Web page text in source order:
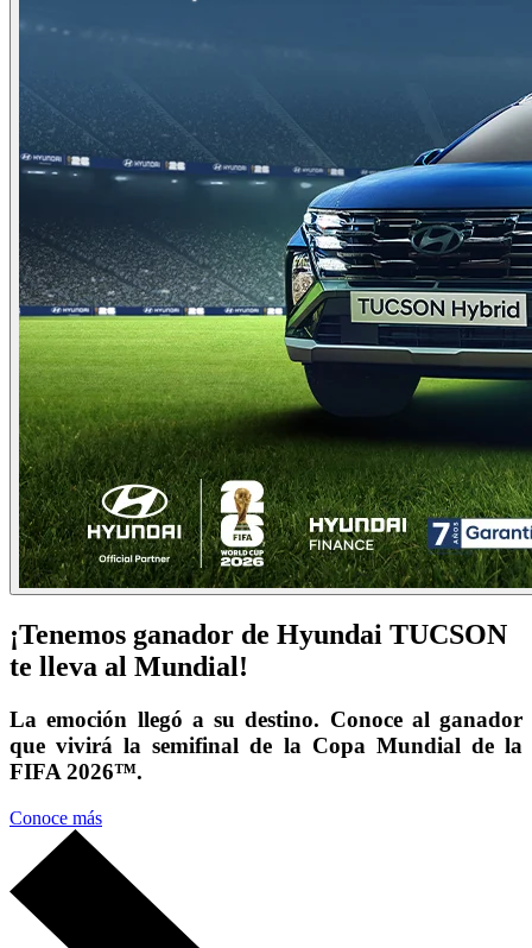
¡Tenemos ganador de Hyundai TUCSON
te lleva al Mundial!
La emoción llegó a su destino. Conoce al ganador
que vivirá la semifinal de la Copa Mundial de la
FIFA 2026™.
Conoce más